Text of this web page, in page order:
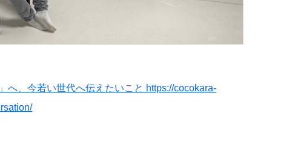
へ、今若い世代へ伝えたいこと https://cocokara-